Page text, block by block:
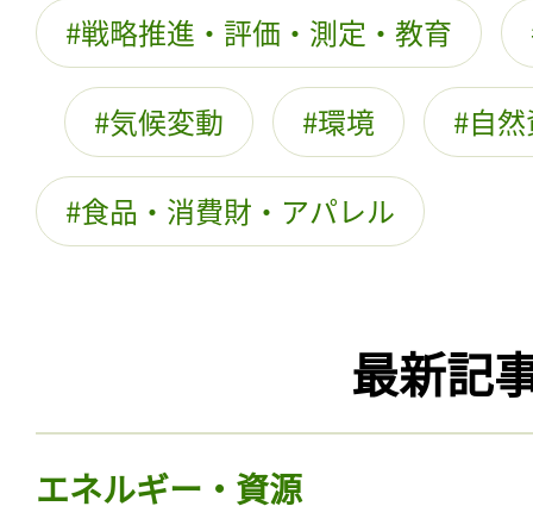
戦略推進・評価・測定・教育
気候変動 環境 自
食品・消費財・アパレル
最新記
エネルギー・資源